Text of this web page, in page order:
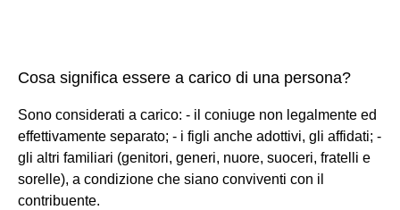
Cosa significa essere a carico di una persona?
Sono considerati a carico: - il coniuge non legalmente ed
effettivamente separato; - i figli anche adottivi, gli affidati; -
gli altri familiari (genitori, generi, nuore, suoceri, fratelli e
sorelle), a condizione che siano conviventi con il
contribuente.